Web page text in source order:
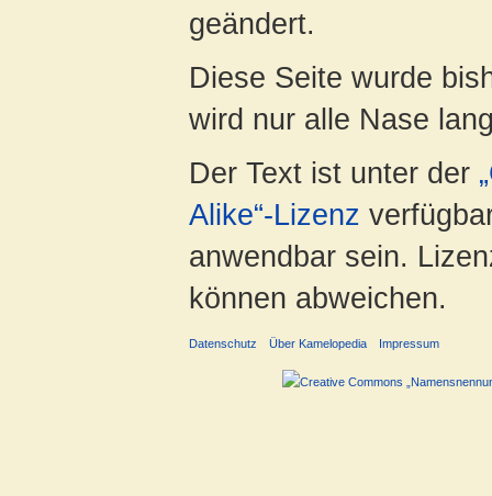
geändert.
Diese Seite wurde
wird nur alle Nase
Der Text ist unter der
Alike“-Lizenz
anwendbar sein.
können abweichen.
Datenschutz Über Kamelopedia Impressum